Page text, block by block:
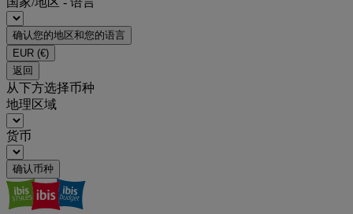
确认您的地区和您的语言
EUR (€)
返回
从下方选择币种
地理区域
货币
确认币种